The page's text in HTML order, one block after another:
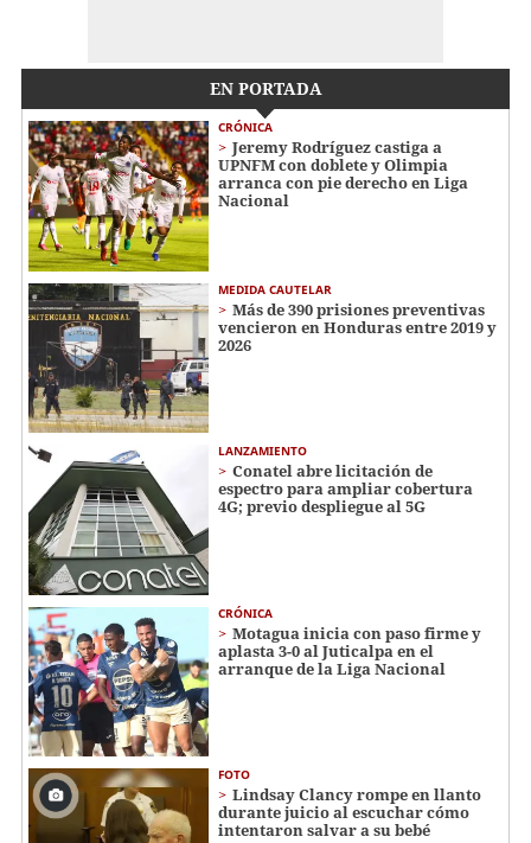
EN PORTADA
CRÓNICA
Jeremy Rodríguez castiga a
UPNFM con doblete y Olimpia
arranca con pie derecho en Liga
Nacional
MEDIDA CAUTELAR
Más de 390 prisiones preventivas
vencieron en Honduras entre 2019 y
2026
LANZAMIENTO
Conatel abre licitación de
espectro para ampliar cobertura
4G; previo despliegue al 5G
CRÓNICA
Motagua inicia con paso firme y
aplasta 3-0 al Juticalpa en el
arranque de la Liga Nacional
FOTO
Lindsay Clancy rompe en llanto
durante juicio al escuchar cómo
intentaron salvar a su bebé